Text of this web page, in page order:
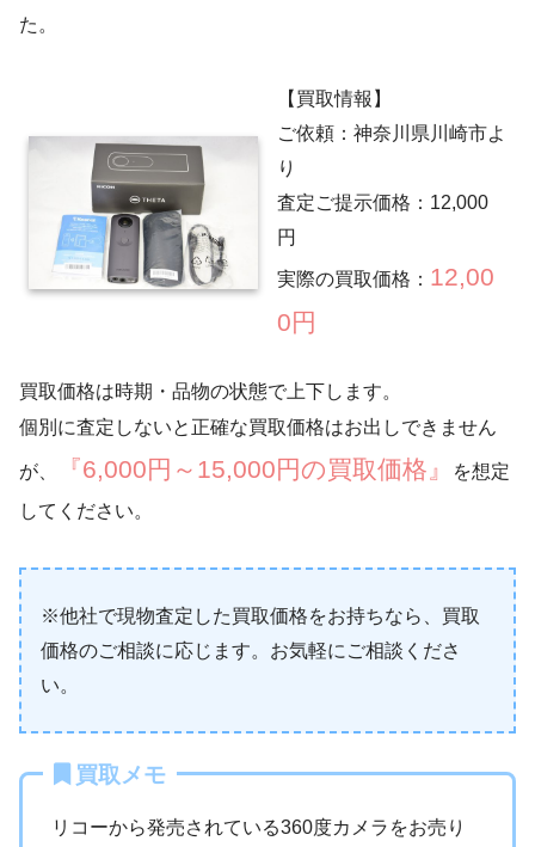
た。
【買取情報】
ご依頼：神奈川県川崎市よ
り
査定ご提示価格：12,000
円
実際の買取価格： 12,00
0円
買取価格は時期・品物の状態で上下します。
個別に査定しないと正確な買取価格はお出しできません
が、 『6,000円～15,000円の買取価格』
を想定
してください。
※他社で現物査定した買取価格をお持ちなら、買取
価格のご相談に応じます。お気軽にご相談くださ
い。
買取メモ
リコーから発売されている360度カメラをお売り